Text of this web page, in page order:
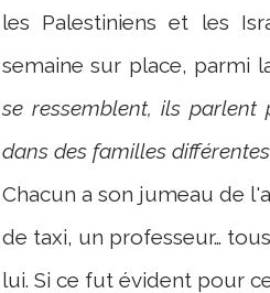
les Palestiniens et les
semaine sur place, parmi
se ressemblent, ils parlent
dans des familles
Chacun a son jumeau de
de taxi, un professeur…
lui. Si ce fut évident pour